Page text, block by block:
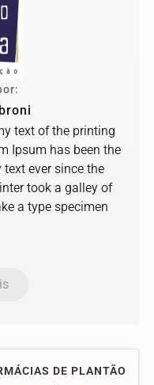
text of the printing
Ipsum has been the
ever since the
took a galley of
a type specimen
DE PLANTÃO